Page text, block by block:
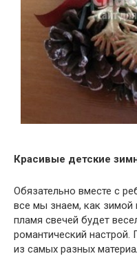
Красивые детские
Обязательно вместе с
все мы знаем, как зимой
пламя свечей будет
романтический
из самых разных